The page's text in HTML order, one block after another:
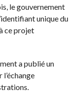
le gouvernement
unique du
ce projet
a publié un